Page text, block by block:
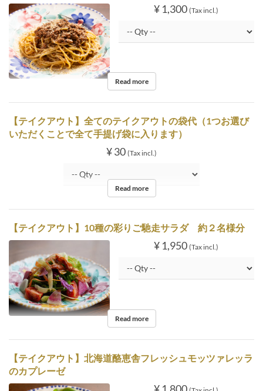
¥ 1,300 (Tax incl.)
Read more
【テイクアウト】全てのテイクアウトの袋代（1つお選び
いただくことで全て手提げ袋に入ります）
¥ 30 (Tax incl.)
Read more
【テイクアウト】10種の彩りご馳走サラダ 約２名様分
¥ 1,950 (Tax incl.)
Read more
【テイクアウト】北海道酪恵舎フレッシュモッツァレッラ
のカプレーゼ